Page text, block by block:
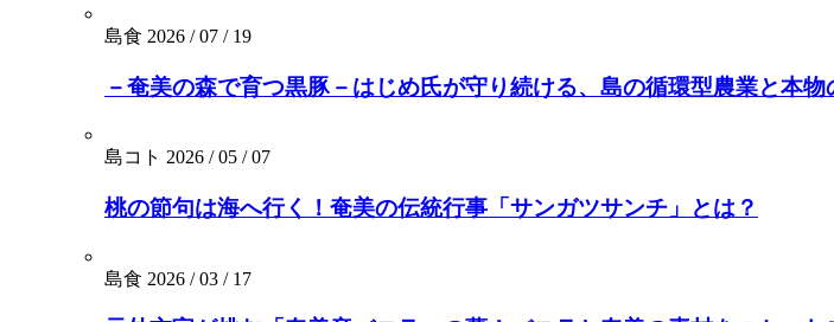
島食 2026 / 07 / 19
－奄美の森で育つ黒豚－はじめ氏が守り続ける、島の循環型農業と本
島コト 2026 / 05 / 07
桃の節句は海へ行く！奄美の伝統行事「サンガツサンチ」とは？
島食 2026 / 03 / 17